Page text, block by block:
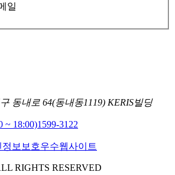
일
동내로 64(동내동1119) KERIS빌딩
~ 18:00)1599-3122
RIGHTS RESERVED